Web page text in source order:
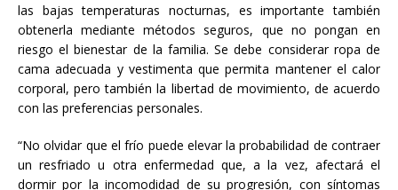
las bajas temperaturas nocturnas, es importante también
obtenerla mediante métodos seguros, que no pongan en
riesgo el bienestar de la familia. Se debe considerar ropa de
cama adecuada y vestimenta que permita mantener el calor
corporal, pero también la libertad de movimiento, de acuerdo
con las preferencias personales.
“No olvidar que el frío puede elevar la probabilidad de contraer
un resfriado u otra enfermedad que, a la vez, afectará el
dormir por la incomodidad de su progresión, con síntomas